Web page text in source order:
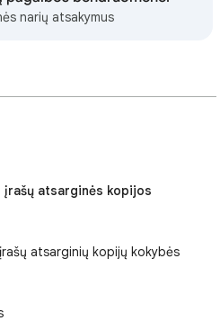
narių atsakymus
atsarginės kopijos
atsarginių kopijų kokybės